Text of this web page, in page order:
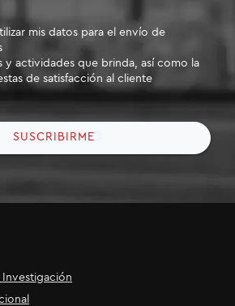
mis datos para el envío de
y actividades que brinda, así como la
de satisfacción al cliente
SUSCRIBIRME